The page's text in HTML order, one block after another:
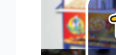
ลงทุน
5000